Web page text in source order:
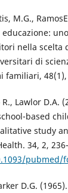
M.G.,
nella scelta
di
familiari, 48(1),
R., Lawlor D.A.
based
study
34, 2,
pubmed/
D.G.